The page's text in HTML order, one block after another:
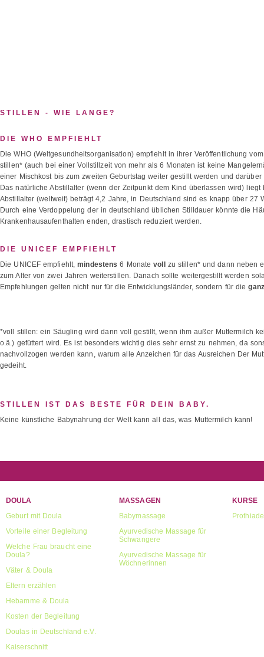
STILLEN - WIE LANGE?
DIE WHO EMPFIEHLT
Die WHO (Weltgesundheitsorganisation) empfiehlt in ihrer Veröffentlichung
stillen* (auch bei einer Vollstillzeit von mehr als 6 Monaten ist keine
einer Mischkost bis zum zweiten Geburtstag weiter gestillt werden und
Das natürliche Abstillalter (wenn der Zeitpunkt dem Kind überlassen wird)
Abstillalter (weltweit) beträgt 4,2 Jahre, in Deutschland sind es knapp über 27
Durch eine Verdoppelung der in deutschland üblichen Stilldauer könnte die
Krankenhausaufenthalten enden, drastisch reduziert werden.
DIE UNICEF EMPFIEHLT
Die UNICEF empfiehlt,mindestens 6 Monatevoll
zu stillen* und dann neben
zum Alter von zwei Jahren weiterstillen. Danach sollte weitergestillt werden
Empfehlungen gelten nicht nur für die Entwicklungsländer, sondern für die
*voll stillen: ein Säugling wird dann voll gestillt, wenn ihm außer Muttermilch
o.ä.) gefüttert wird. Es ist besonders wichtig dies sehr ernst zu nehmen, da
nachvollzogen werden kann, warum alle Anzeichen für das Ausreichen Der
gedeiht.
STILLEN IST DAS BESTE FÜR DEIN BABY.
Keine künstliche Babynahrung der Welt kann all das, was Muttermilch kann!
DOULA
Geburt mit Doula
Vorteile einer Begleitung
Welche Frau braucht eine
Doula?
Väter & Doula
Eltern erzählen
Hebamme & Doula
Kosten der Begleitung
Doulas in Deutschland e.V.
Kaiserschnitt
MASSAGEN
Babymassage
Ayurvedische Massage für
Schwangere
Ayurvedische Massage für
Wöchnerinnen
KURSE